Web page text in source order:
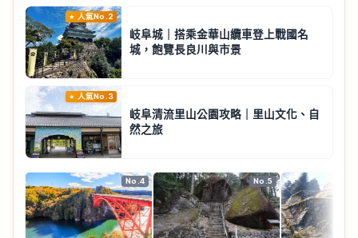
人氣No.2
岐阜城｜搭乘金華山纜車登上戰國名
城，飽覽長良川與市景
人氣No.3
岐阜清流里山公園攻略｜里山文化、自
然之旅
No.4 No.5